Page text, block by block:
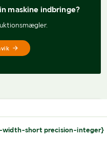
maskine indbringe?
width-short precision-integer}